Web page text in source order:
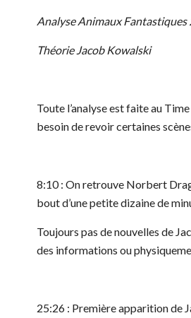
Analyse Animaux Fantastiques
Théorie Jacob Kowalski
Toute l’analyse est faite au
besoin de revoir certaines
8:10 : On retrouve Norbert
bout d’une petite dizaine de
Toujours pas de nouvelles de
des informations ou
25:26 : Première apparition de